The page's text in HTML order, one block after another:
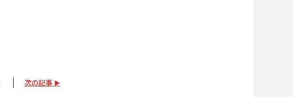
次の記事